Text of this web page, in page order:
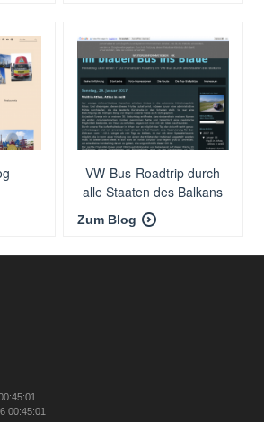
VW-Bus-Roadtrip durch
alle Staaten des Balkans
Zum Blog
00:45:01